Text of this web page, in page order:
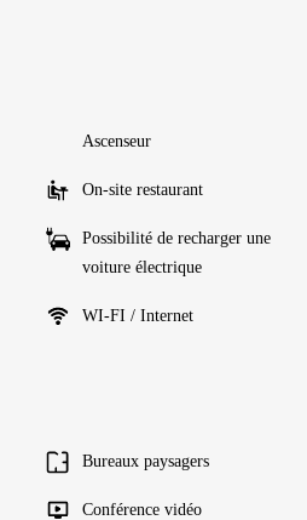
Ascenseur
On-site restaurant
Possibilité de recharger une
voiture électrique
WI-FI / Internet
Bureaux paysagers
Conférence vidéo